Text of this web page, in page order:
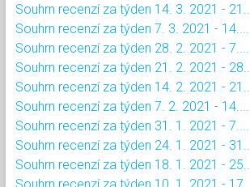
Souhrn recenzí za týden 14. 3. 2021 - 21....
Souhrn recenzí za týden 7. 3. 2021 - 14....
Souhrn recenzí za týden 28. 2. 2021 - 7....
Souhrn recenzí za týden 21. 2. 2021 - 28....
Souhrn recenzí za týden 14. 2. 2021 - 21....
Souhrn recenzí za týden 7. 2. 2021 - 14....
Souhrn recenzí za týden 31. 1. 2021 - 7....
Souhrn recenzí za týden 24. 1. 2021 - 31....
Souhrn recenzí za týden 18. 1. 2021 - 25....
Souhrn recenzí za týden 10. 1. 2021 - 17....